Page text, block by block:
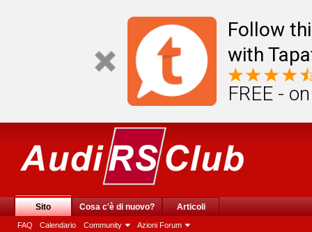
Follow
with
FREE -
Sito
FAQ Calendario Community Azioni Forum
Cosa c'è di nuovo? Articoli